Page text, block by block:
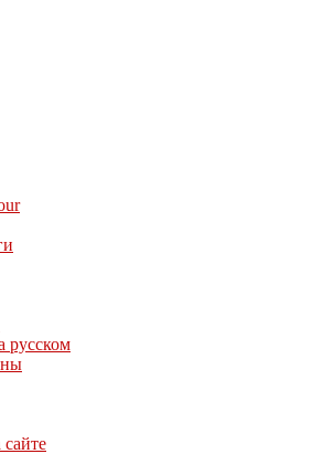
русском